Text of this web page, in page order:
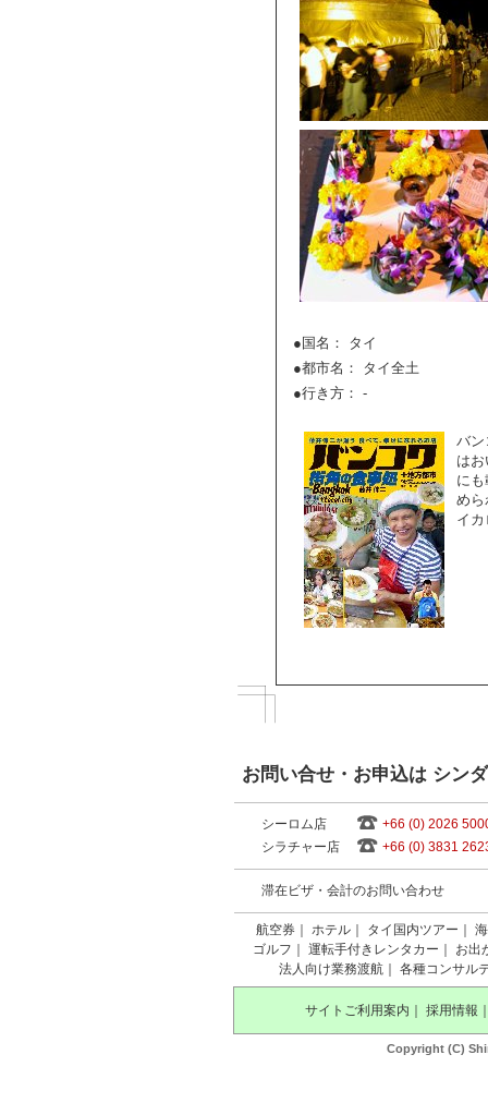
●国名： タイ
●都市名： タイ全土
●行き方： -
バン
は
に
めら
イ
お問い合せ・お申込は シン
シーロム店
+66 (0) 2026
シラチャー店
+66 (0) 3831
滞在ビザ・会計のお問い合わせ
航空券 ホテル タイ国内ツアー
ゴルフ
運転手付きレンタカー
お出
法人向け業務渡航
各種コンサル
サイトご利用案内 採用情報
Copyright (C)